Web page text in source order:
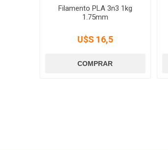
Filamento PLA 3n3 1kg
1.75mm
U$S 16,5